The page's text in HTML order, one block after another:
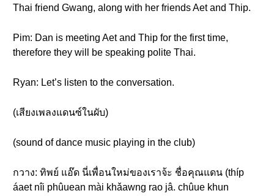
Thai friend Gwang, along with her friends Aet and Thip.
Pim: Dan is meeting Aet and Thip for the first time,
therefore they will be speaking polite Thai.
Ryan: Let’s listen to the conversation.
(เสียงเพลงแดนซ์ในผับ)
(sound of dance music playing in the club)
กวาง: ทิพย์ แอ๊ด นี่เพื่อนใหม่ของเราจ้ะ ชื่อคุณแดน (thíp
áaet nîi phûuean mài khǎawng rao jâ. chûue khun